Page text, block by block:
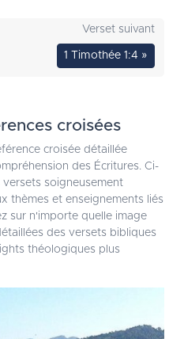
Verset suivant
1 Timothée 1:4 »
croisées
croisée détaillée
des Écritures. Ci-
soigneusement
thèmes et enseignements liés
sur n'importe quelle image
des versets bibliques
théologiques plus